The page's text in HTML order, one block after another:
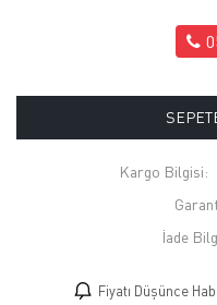
Kargo Bilgisi:
İade
Fiyatı Düşünce